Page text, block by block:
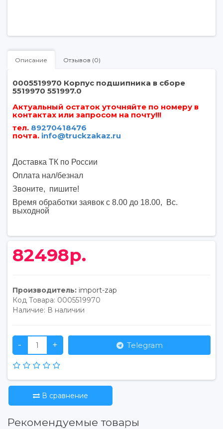
Описание Отзывов (0)
0005519970 Корпус подшипника в сборе
5519970 551997.0
Актуальный остаток уточняйте по номеру в
контактах или запросом на почту!!!
тел. 89270418476
почта. info@truckzakaz.ru
Доставка ТК по России
Оплата нал/безнал
Звоните, пишите!
Время обработки заявок с 8.00 до 18.00, Вс.
выходной
82498р.
Производитель: import-zap
Код Товара: 0005519970
Наличие: В наличии
- + Telegram
В сравнение
Рекомендуемые товары